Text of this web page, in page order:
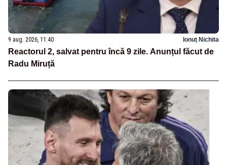
9 aug. 2026, 11:40 Ionuț Nichita
Reactorul 2, salvat pentru încă 9 zile. Anunțul făcut de
Radu Miruță